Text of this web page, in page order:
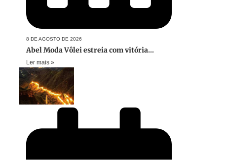
8 DE AGOSTO DE 2026
Abel Moda Vôlei estreia com vitória...
Ler mais »